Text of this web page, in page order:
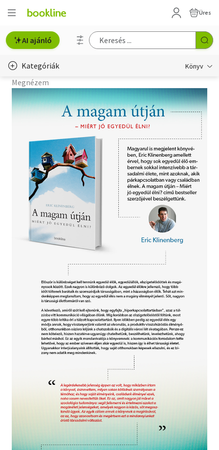
Üres
AI ajánló
Kategóriák Könyv
Életmód, egészség
Erotika
Hobbi, szabadidő
Irodalom
Művészet
Szakkönyv
Szótár, nyelvkönyv
Társadalomtudomány
Természettudomány
Történelem
Megnézem